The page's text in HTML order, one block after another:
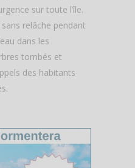
sur toute l’île.
relâche pendant
dans les
tombés et
des habitants